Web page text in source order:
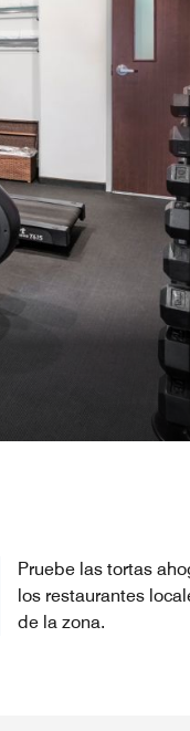
Pruebe las tortas
los restaurantes
de la zona.